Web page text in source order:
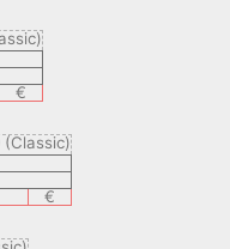
€
€